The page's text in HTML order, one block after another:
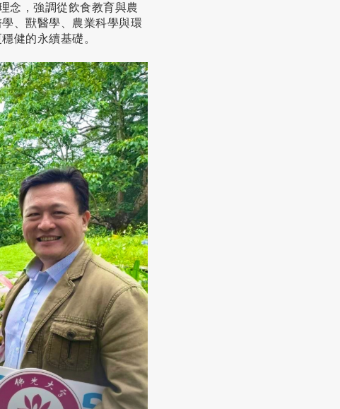
念，強調從飲食教育與農
、獸醫學、農業科學與環
健的永續基礎。